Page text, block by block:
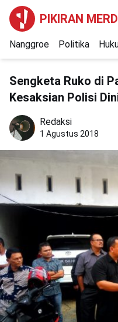
PIKIRAN
Nanggroe Politika
Sengketa Ruko di
Kesaksian Polisi
Redaksi
1 Agustus 2018